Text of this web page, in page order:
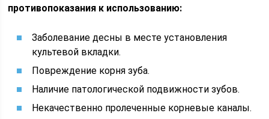
противопоказания к использованию:
Заболевание десны в месте установления
культевой вкладки.
Повреждение корня зуба.
Наличие патологической подвижности зубов.
Некачественно пролеченные корневые каналы.